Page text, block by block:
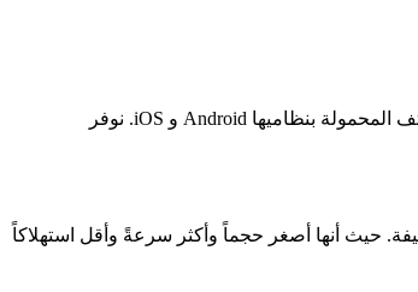
يدعم متصفح يو سي براوزر نظام التشغيل Windows لأجهزة الكمبيوتر واللابتوب بجميع إصداراتها من ويندوز 7 وحتى الإصدار الجديد ويندوز 11. كما يدعم الهواتف المحمولة بنظاميها Android و iOS. نوفر
حيث أنها أصغر حجماً وأكثر سرعةً وأقل استهلاكاً